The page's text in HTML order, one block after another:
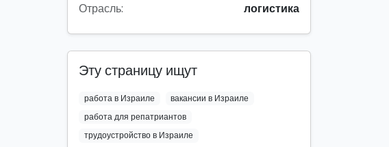
Отрасль:
логистика
Эту страницу ищут
работа в Израиле
вакансии в Израиле
работа для репатриантов
трудоустройство в Израиле